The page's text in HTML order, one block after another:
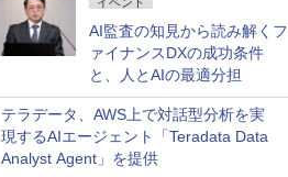
AI監査の知見から読み解くフ
ァイナンスDXの成功条件
と、人とAIの最適分担
テラデータ、AWS上で対話型分析を実
現するAIエージェント「Teradata Data
Analyst Agent」を提供